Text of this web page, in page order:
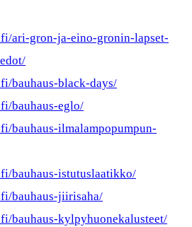
ari-gron-ja-eino-gronin-lapset-
bauhaus-black-days/
bauhaus-eglo/
bauhaus-ilmalampopumpun-
bauhaus-istutuslaatikko/
bauhaus-jiirisaha/
bauhaus-kylpyhuonekalusteet/